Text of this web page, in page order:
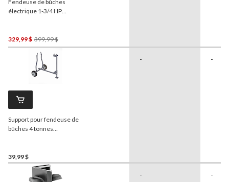
Fendeuse de bûches
électrique 1-3/4 HP
329,99 $ 399,99 $Prix
Était
Support pour fendeuse de
bûches 4 tonnes
39,99 $
- -
- -